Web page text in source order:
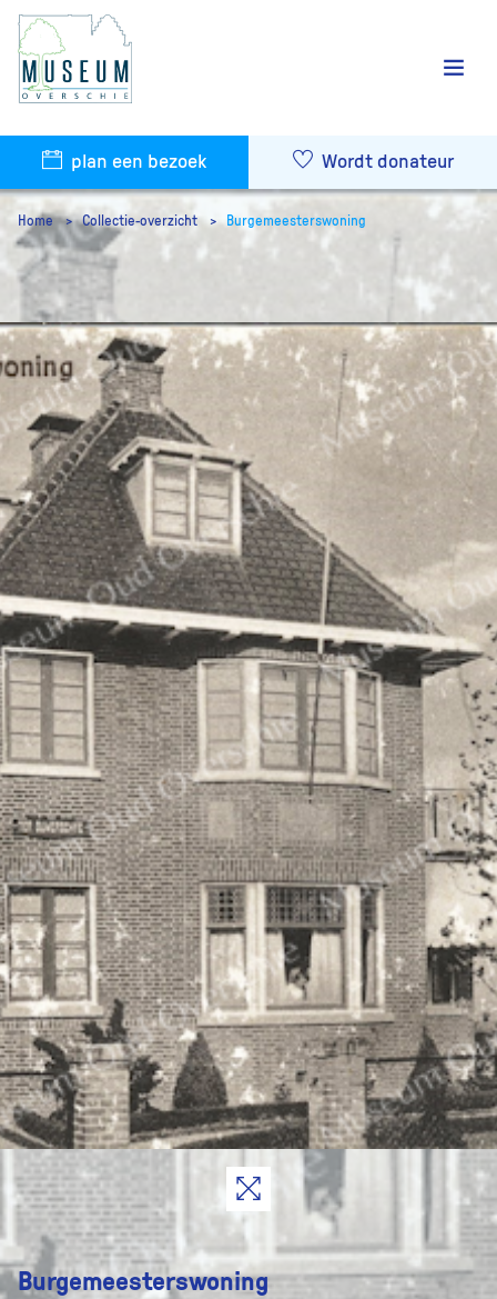
plan een bezoek Wordt donateur
Home Collectie-overzicht Burgemeesterswoning
Burgemeesterswoning